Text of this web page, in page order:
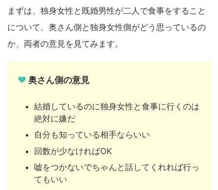
まずは、独身女性と既婚男性が二人で食事をすること
について、奥さん側と独身女性側がどう思っているの
か、両者の意見を見てみます。
♥ 奥さん側の意見
結婚しているのに独身女性と食事に行くのは
絶対に嫌だ
自分も知っている相手ならいい
回数が少なければOK
嘘をつかないでちゃんと話してくれれば行っ
てもいい